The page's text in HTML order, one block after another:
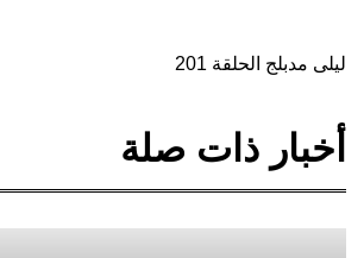
ليلى مدبلج الحلقة 201
أخبار ذات صلة